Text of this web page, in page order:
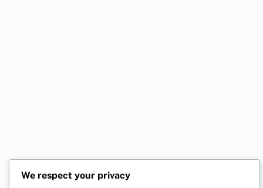
We respect your privacy